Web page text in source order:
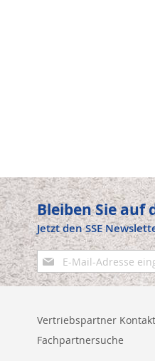
Bleiben Sie auf
Jetzt den SSE
Anmeldung
zum
Newsletter:
Vertriebspartner
Fachpartnersuche